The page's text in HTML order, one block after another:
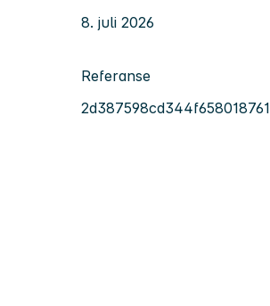
8. juli 2026
Referanse